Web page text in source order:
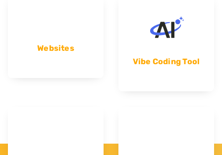
Websites
Vibe Coding Tool